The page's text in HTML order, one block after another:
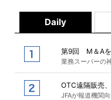
Daily
第9回 M＆Aを
業務スーパーの
OTC遠隔販売
JFAが報道機関